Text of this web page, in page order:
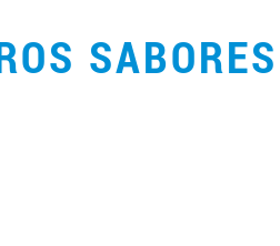
SABORES